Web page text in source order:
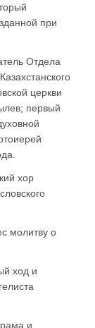
при
Отдела
церкви
первый
хор
молитву о
ход и
и